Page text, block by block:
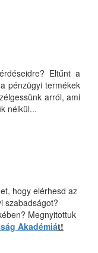
Eltűnt a
pénzügyi termékek
arról, ami
nélkül...
hogy elérhesd az
szabadságot?
Megnyitottuk
Akadémiát!